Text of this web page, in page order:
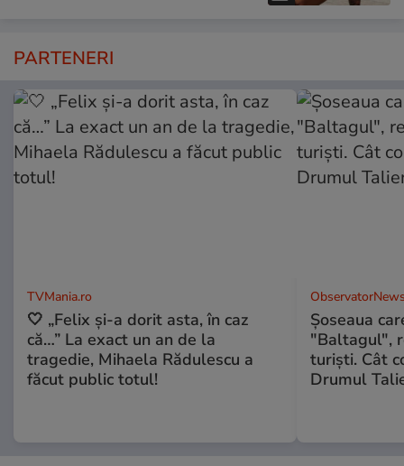
PARTENERI
TVMania.ro
🤍 „Felix și-a dorit asta, în caz
că…” La exact un an de la
tragedie, Mihaela Rădulescu a
făcut public totul!
Șoseaua
"Baltagul",
turiști. Cât
Drumul